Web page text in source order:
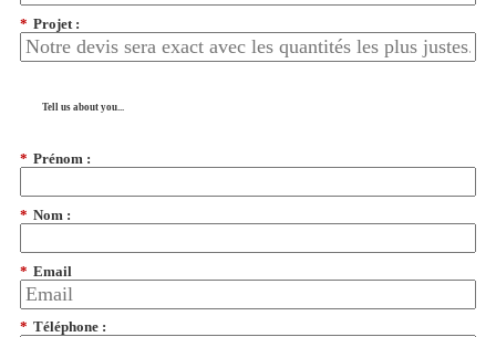
* Projet :
Tell us about you...
* Prénom :
* Nom :
* Email
* Téléphone :